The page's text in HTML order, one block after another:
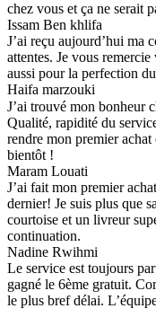
chez vous et ça ne serait
Issam Ben khlifa
J’ai reçu aujourd’hui ma
attentes. Je vous
aussi pour la perfection
Haifa marzouki
J’ai trouvé mon
Qualité, rapidité du
rendre mon premier
bientôt !
Maram Louati
J’ai fait mon premier
dernier! Je suis plus que
courtoise et un livreur
continuation.
Nadine Rwihmi
Le service est toujours
gagné le 6ème gratuit.
le plus bref délai.